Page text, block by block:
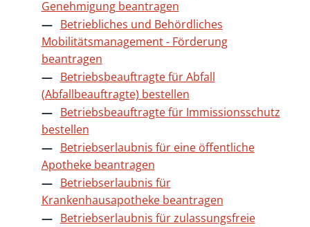
Genehmigung beantragen
Betriebliches und Behördliches
Mobilitätsmanagement - Förderung
beantragen
Betriebsbeauftragte für Abfall
(Abfallbeauftragte) bestellen
Betriebsbeauftragte für Immissionsschutz
bestellen
Betriebserlaubnis für eine öffentliche
Apotheke beantragen
Betriebserlaubnis für
Krankenhausapotheke beantragen
Betriebserlaubnis für zulassungsfreie